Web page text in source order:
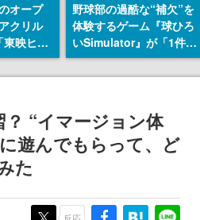
オープ
クリル
東映ヒス
コレクシ
より発
野球部の過酷な“補欠”を
体験するゲーム『球ひろ
いSimulator』が「1件」
のウィッシュリストをも
とにチェコ語に対応し
ダム・カム』開発元やチ
ェコのプロ野球選手から
称賛の声
“イマージョン体
遊んでもらって、ど
た
反応